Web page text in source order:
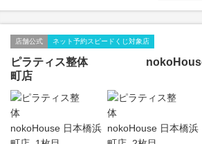
店舗公式 ネット予約スピードくじ対象店
ピラティス整体 nokoHouse
町店